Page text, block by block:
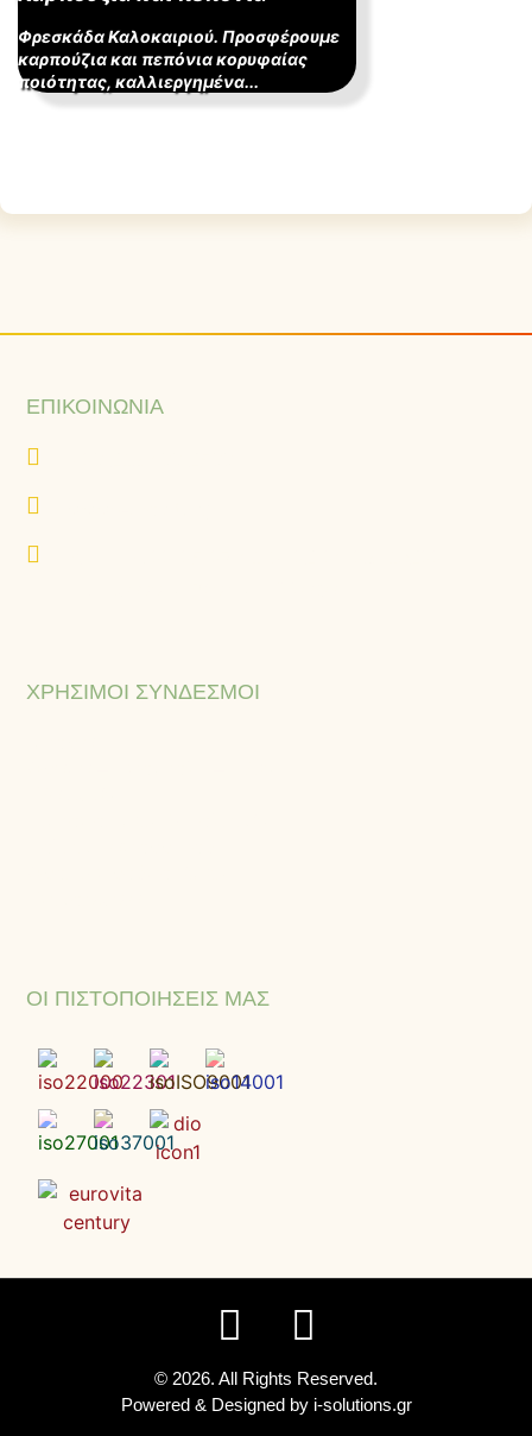
Φρεσκάδα Καλοκαιριού. Προσφέρουμε
καρπούζια και πεπόνια κορυφαίας
ποιότητας, καλλιεργημένα...
ΕΠΙΚΟΙΝΩΝΊΑ
ΧΡΉΣΙΜΟΙ ΣΎΝΔΕΣΜΟΙ
ΟΙ ΠΙΣΤΟΠΟΙΉΣΕΙΣ ΜΑΣ
© 2026. All Rights Reserved.
Powered & Designed by i-solutions.gr